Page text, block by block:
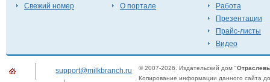
Свежий номер
О портале
Работа
Презентации
Прайс-листы
Видео
support@milkbranch.ru © 2007-2026. Издательский дом "
Копирование информации данного сайта